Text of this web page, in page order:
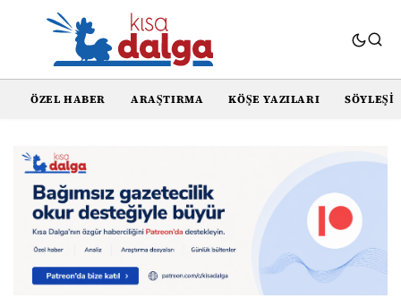
ÖZEL HABER ARAŞTIRMA KÖŞE YAZILARI SÖYLEŞI